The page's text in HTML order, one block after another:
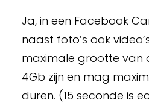
Ja, in een Facebook
naast foto’s ook
maximale grootte van
4Gb zijn en mag
duren. (15 seconde is